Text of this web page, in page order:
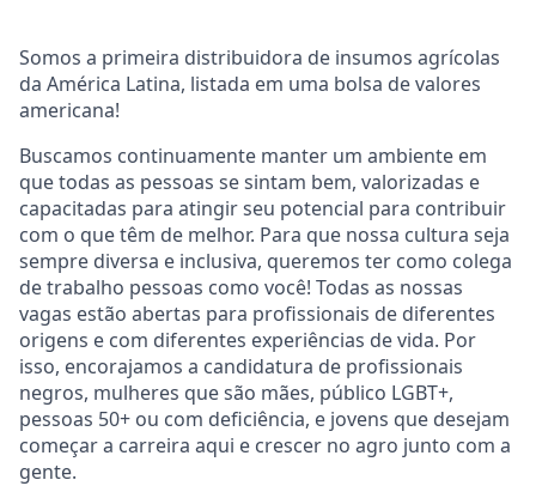
Somos a primeira distribuidora de insumos agrícolas
da América Latina, listada em uma bolsa de valores
americana!
Buscamos continuamente manter um ambiente em
que todas as pessoas se sintam bem, valorizadas e
capacitadas para atingir seu potencial para contribuir
com o que têm de melhor. Para que nossa cultura seja
sempre diversa e inclusiva, queremos ter como colega
de trabalho pessoas como você! Todas as nossas
vagas estão abertas para profissionais de diferentes
origens e com diferentes experiências de vida. Por
isso, encorajamos a candidatura de profissionais
negros, mulheres que são mães, público LGBT+,
pessoas 50+ ou com deficiência, e jovens que desejam
começar a carreira aqui e crescer no agro junto com a
gente.